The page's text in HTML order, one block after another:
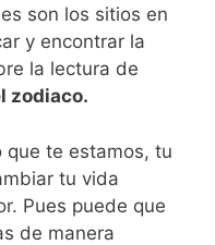
son los sitios en
y encontrar la
la lectura de
zodiaco.
que te estamos, tu
tu vida
Pues puede que
de manera